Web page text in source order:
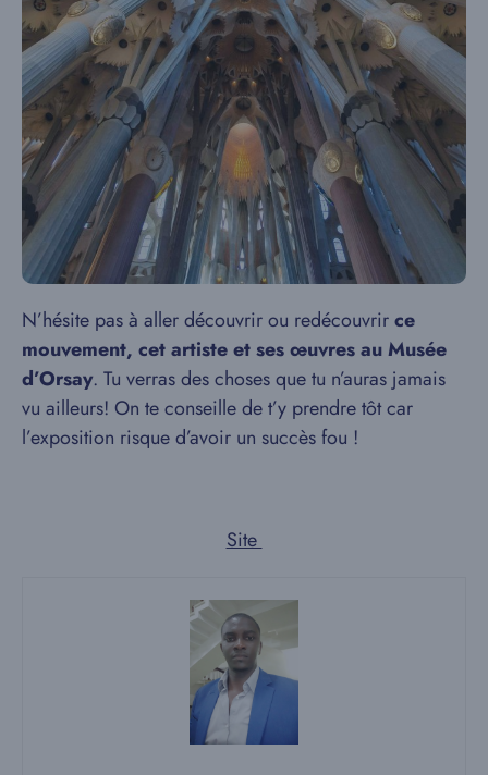
N’hésite pas à aller découvrir ou redécouvrirce
mouvement, cet artiste et ses œuvres au Musée
d’Orsay. Tu verras des choses que tu n’auras jamais
vu ailleurs! On te conseille de t’y prendre tôt car
l’exposition risque d’avoir un succès fou !
Site